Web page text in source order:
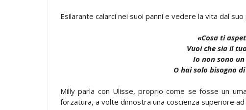
Esilarante calarci nei suoi panni e vedere la vita dal
«Cosa ti
Vuoi che sia il
Io non sono
O hai solo bisogno
Milly parla con Ulisse, proprio come se fosse un
forzatura, a volte dimostra una coscienza superiore ad